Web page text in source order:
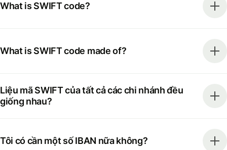
What is SWIFT code?
What is SWIFT code made of?
Liệu mã SWIFT của tất cả các chi nhánh đều
giống nhau?
Tôi có cần một số IBAN nữa không?